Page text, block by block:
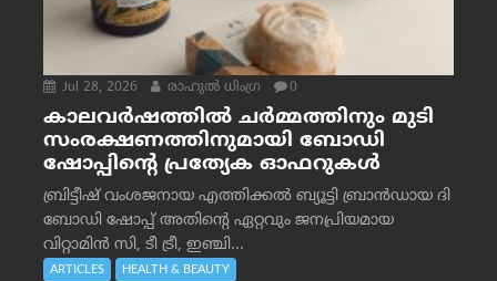
Jul 28, 2026 രാഹുല്‍ ധിംഗ്ര 0
കാലവർഷത്തിൽ ചർമ്മത്തിനും മുടി
സംരക്ഷണത്തിനുമായി ബോഡി
ഷോപ്പിന്റെ പ്രത്യേക ഓഫറുകൾ
ബ്രിട്ടീഷ് വംശജനായ എത്തിക്കൽ ബ്യൂട്ടി ബ്രാൻഡായ ദി
ബോഡി ഷോപ്പ് അതിന്റെ ഏറ്റവും ജനപ്രിയമായ
വിറ്റാമിൻ സി, ടീ ട്രീ, ഇഞ്ചി...
ARTICLES HEALTH & BEAUTY